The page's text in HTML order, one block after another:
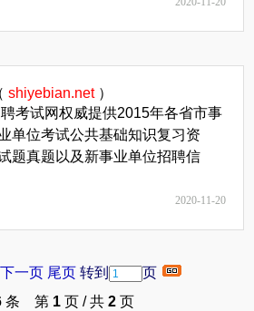
shiyebian.net ）
考试网权威提供2015年各省市事
单位考试公共基础知识复习资
题真题以及新事业单位招聘信
2020-11-20
下一页 尾页转到
页
条 第 1 页 / 共 2 页